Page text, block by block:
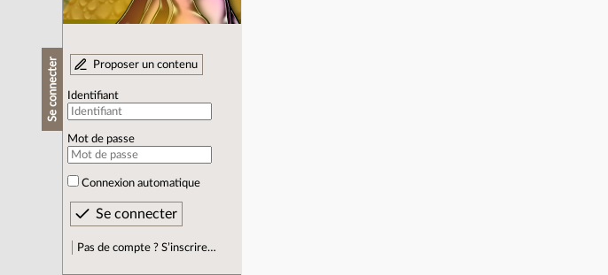
Se connecter Proposer un contenu
Identifiant
Mot de passe
Connexion automatique
Pas de compte ? S’inscrire…